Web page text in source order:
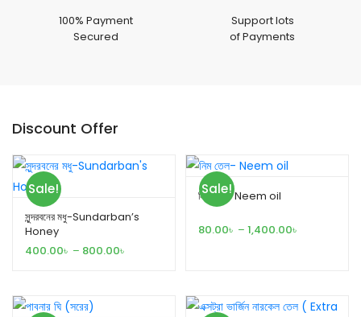
100% Payment
Secured
Support lots
of Payments
Discount Offer
Sale!
সুন্দরবনের মধু-Sundarban’s
Honey
400.00৳ – 800.00৳
Sale!
নিম তেল- Neem oil
80.00৳ – 1,400.00৳